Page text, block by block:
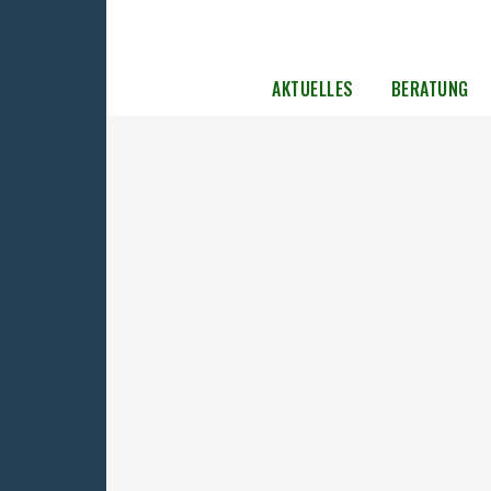
AKTUELLES BERATUNG